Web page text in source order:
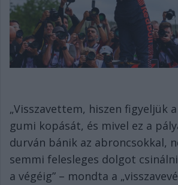
„Visszavettem, hiszen figyeljük
gumi kopását, és mivel ez a
durván bánik az abroncsokkal,
semmi felesleges dolgot
a végéig” – mondta a